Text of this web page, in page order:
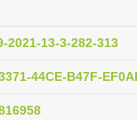
2021-13-3-282-313
44CE-B47F-